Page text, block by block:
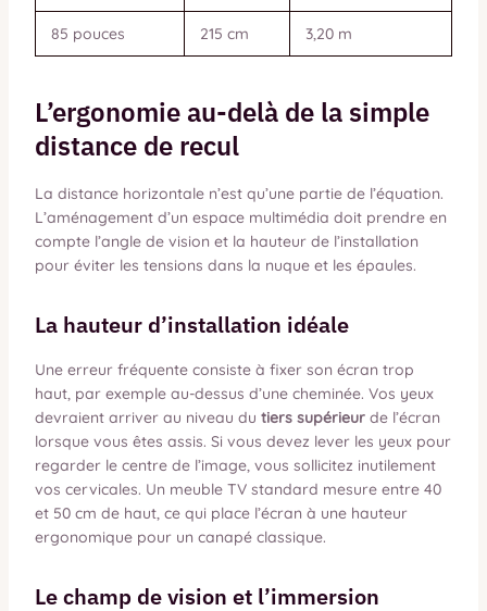
85 pouces 215 cm 3,20 m
L’ergonomie au-delà de la simple
distance de recul
La distance horizontale n’est qu’une partie de l’équation.
L’aménagement d’un espace multimédia doit prendre en
compte l’angle de vision et la hauteur de l’installation
pour éviter les tensions dans la nuque et les épaules.
La hauteur d’installation idéale
Une erreur fréquente consiste à fixer son écran trop
haut, par exemple au-dessus d’une cheminée. Vos yeux
devraient arriver au niveau du tiers supérieurde l’écran
lorsque vous êtes assis. Si vous devez lever les yeux pour
regarder le centre de l’image, vous sollicitez inutilement
vos cervicales. Un meuble TV standard mesure entre 40
et 50 cm de haut, ce qui place l’écran à une hauteur
ergonomique pour un canapé classique.
Le champ de vision et l’immersion